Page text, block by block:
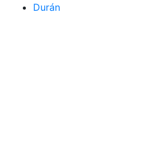
Durán